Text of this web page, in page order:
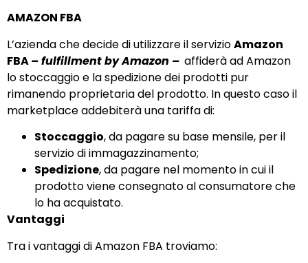
AMAZON FBA
L’azienda che decide di utilizzare il servizioAmazon
FBA– fulfillment by Amazon – affiderà ad Amazon
lo stoccaggio e la spedizione dei prodotti pur
rimanendo proprietaria del prodotto. In questo caso il
marketplace addebiterà una tariffa di:
Stoccaggio, da pagare su base mensile, per il
servizio di immagazzinamento;
Spedizione, da pagare nel momento in cui il
prodotto viene consegnato al consumatore che
lo ha acquistato.
Vantaggi
Tra i vantaggi di Amazon FBA troviamo: